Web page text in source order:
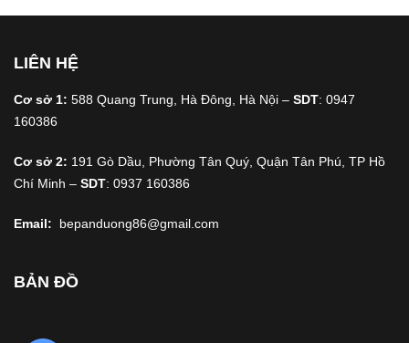
LIÊN HỆ
Cơ sở 1: 588 Quang Trung, Hà Đông, Hà Nội – SDT: 0947
160386
Cơ sở 2: 191 Gò Dầu, Phường Tân Quý, Quận Tân Phú, TP Hồ
Chí Minh – SDT: 0937 160386
Email: bepanduong86@gmail.com
BẢN ĐỒ